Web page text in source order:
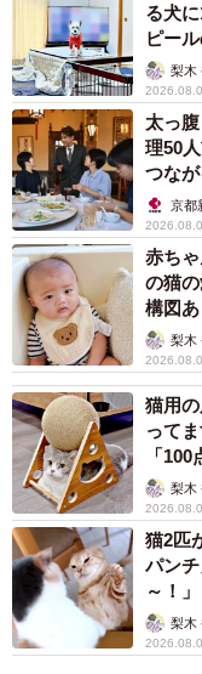
る犬
ピー
梨木
太っ
理50
つな
京都
赤ち
の猫
構図
梨木
猫用
って
「
梨木
猫2匹
パン
～！
梨木